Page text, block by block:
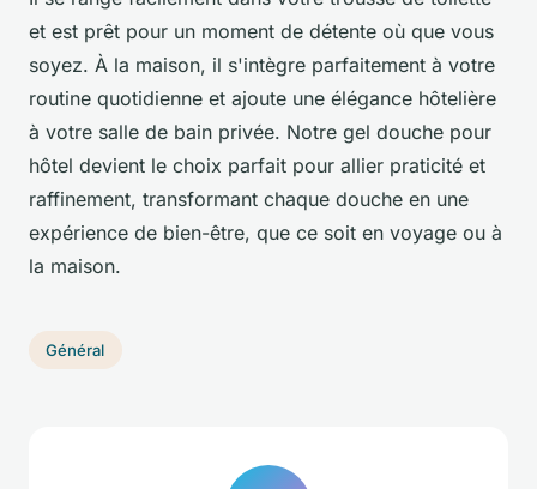
et est prêt pour un moment de détente où que vous
soyez. À la maison, il s'intègre parfaitement à votre
routine quotidienne et ajoute une élégance hôtelière
à votre salle de bain privée. Notre gel douche pour
hôtel devient le choix parfait pour allier praticité et
raffinement, transformant chaque douche en une
expérience de bien-être, que ce soit en voyage ou à
la maison.
Général